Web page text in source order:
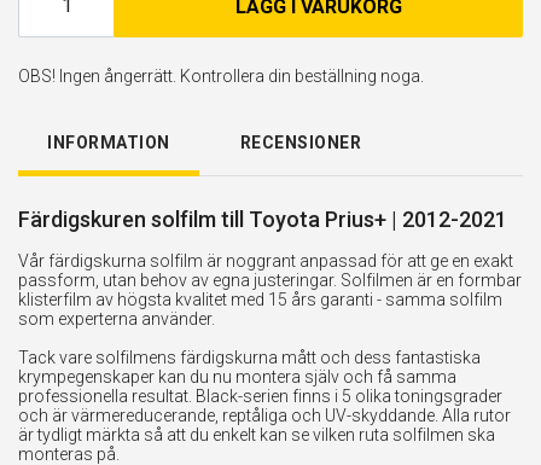
LÄGG I VARUKORG
OBS! Ingen ångerrätt. Kontrollera din beställning noga.
INFORMATION RECENSIONER
Färdigskuren solfilm till Toyota Prius+ | 2012-2021
Vår färdigskurna solfilm är noggrant anpassad för att ge en exakt
passform, utan behov av egna justeringar. Solfilmen är en formbar
klisterfilm av högsta kvalitet med 15 års garanti - samma solfilm
som experterna använder.
Tack vare solfilmens färdigskurna mått och dess fantastiska
krympegenskaper kan du nu montera själv och få samma
professionella resultat. Black-serien finns i 5 olika toningsgrader
och är värmereducerande, reptåliga och UV-skyddande. Alla rutor
är tydligt märkta så att du enkelt kan se vilken ruta solfilmen ska
monteras på.